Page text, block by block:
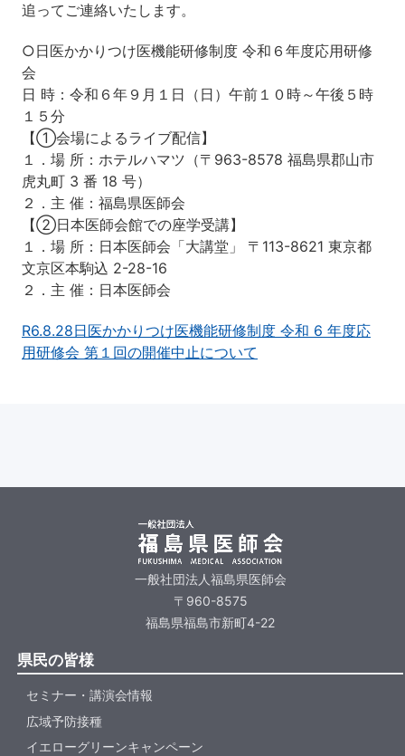
追ってご連絡いたします。
○日医かかりつけ医機能研修制度 令和６年度応用研修
会
日 時：令和６年９月１日（日）午前１０時～午後５時
１５分
【①会場によるライブ配信】
１．場 所：ホテルハマツ（〒963-8578 福島県郡山市
虎丸町 3 番 18 号）
２．主 催：福島県医師会
【②日本医師会館での座学受講】
１．場 所：日本医師会「大講堂」 〒113-8621 東京都
文京区本駒込 2-28-16
２．主 催：日本医師会
R6.8.28日医かかりつけ医機能研修制度 令和 6 年度応
用研修会 第１回の開催中止について
一般社団法人福島県医師会
〒960-8575
福島県福島市新町4-22
県民の皆様
セミナー・講演会情報
広域予防接種
イエローグリーンキャンペーン